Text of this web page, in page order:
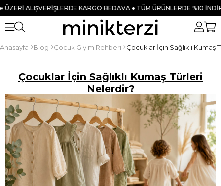
KARGO BEDAVA ● TÜM ÜRÜNLERDE %10 İNDİRİM!YENİ SEZON
Anasayfa Blog Çocuk Giyim Rehberi Çocuklar İçin Sağlıklı Kumaş
Çocuklar İçin Sağlıklı Kumaş Türleri
Nelerdir?